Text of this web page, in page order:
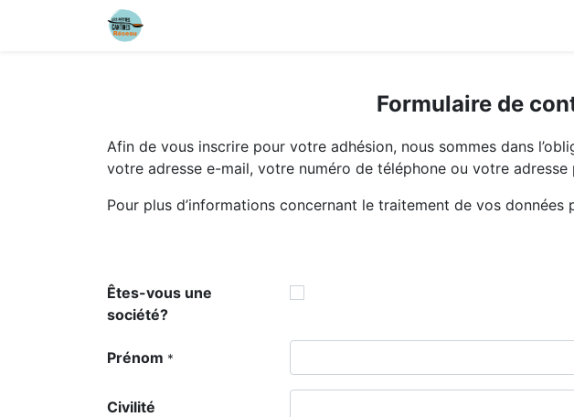
Formulaire de
Afin de vous inscrire pour votre adhésion, nous sommes dans
votre adresse e-mail, votre numéro de téléphone ou votre adresse
Pour plus d’informations concernant le traitement de vos données
Êtes-vous une
société?
Prénom *
Civilité